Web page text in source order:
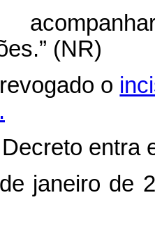
(NR)
o
entra
janeiro de